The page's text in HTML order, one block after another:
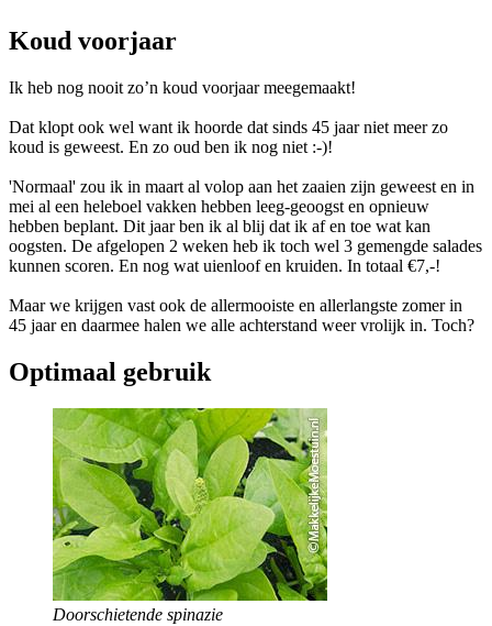
Koud voorjaar
Ik heb nog nooit zo’n koud voorjaar meegemaakt!
Dat klopt ook wel want ik hoorde dat sinds 45 jaar niet meer zo
koud is geweest. En zo oud ben ik nog niet :-)!
'Normaal' zou ik in maart al volop aan het zaaien zijn geweest en in
mei al een heleboel vakken hebben leeg-geoogst en opnieuw
hebben beplant. Dit jaar ben ik al blij dat ik af en toe wat kan
oogsten. De afgelopen 2 weken heb ik toch wel 3 gemengde salades
kunnen scoren. En nog wat uienloof en kruiden. In totaal €7,-!
Maar we krijgen vast ook de allermooiste en allerlangste zomer in
45 jaar en daarmee halen we alle achterstand weer vrolijk in. Toch?
Optimaal gebruik
Doorschietende spinazie